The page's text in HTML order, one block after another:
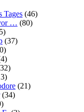
Tages (46)
… (80)
(37)
(21)
(34)